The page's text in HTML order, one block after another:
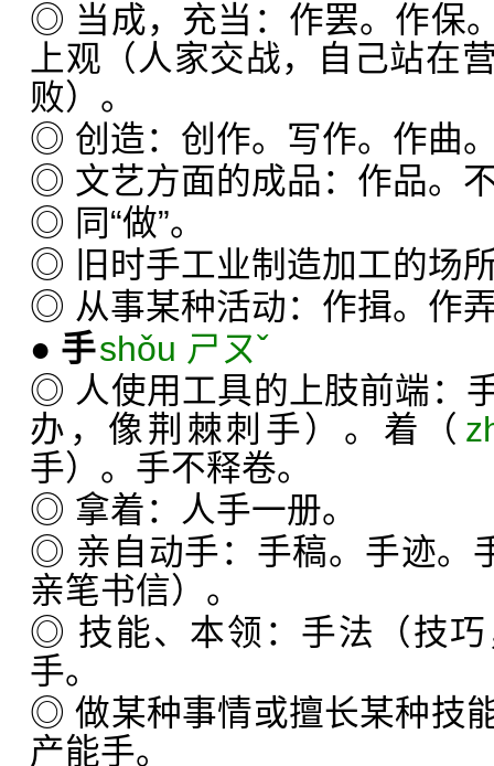
◎ 当成，充当：作罢。作保
上观（人家交战，自己站在
败）。
◎ 创造：创作。写作。作曲
◎ 文艺方面的成品：作品。
◎ 同“做”。
◎ 旧时手工业制造加工的场
◎ 从事某种活动：作揖。作
● 手shǒu ㄕㄡˇ
◎ 人使用工具的上肢前端：
办，像荆棘刺手）。着（
手）。手不释卷。
◎ 拿着：人手一册。
◎ 亲自动手：手稿。手迹。
亲笔书信）。
◎ 技能、本领：手法（技
手。
◎ 做某种事情或擅长某种技
产能手。